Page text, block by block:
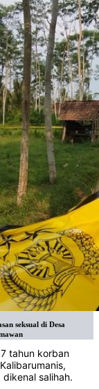
seksual di Desa
tahun korban
salihah.